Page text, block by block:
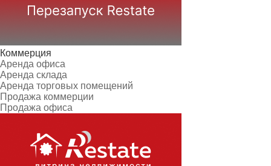
Коммерция
Аренда офиса
Аренда склада
Аренда торговых помещений
Продажа коммерции
Продажа офиса